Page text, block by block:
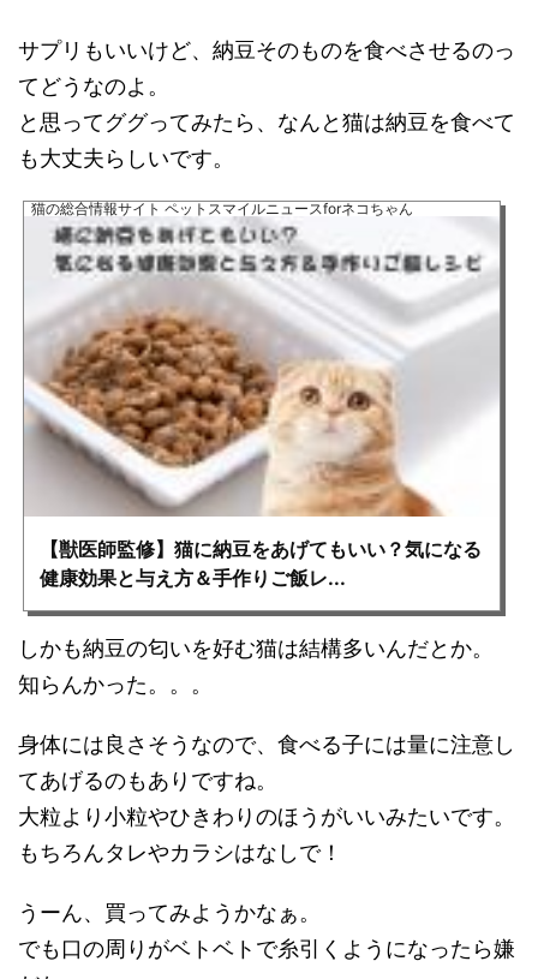
サプリもいいけど、納豆そのものを食べさせるのっ
てどうなのよ。
と思ってググってみたら、なんと猫は納豆を食べて
も大丈夫らしいです。
猫の総合情報サイト ペットスマイルニュースforネコちゃん
【獣医師監修】猫に納豆をあげてもいい？気になる
健康効果と与え方＆手作りご飯レ...
しかも納豆の匂いを好む猫は結構多いんだとか。
知らんかった。。。
身体には良さそうなので、食べる子には量に注意し
てあげるのもありですね。
大粒より小粒やひきわりのほうがいいみたいです。
もちろんタレやカラシはなしで！
うーん、買ってみようかなぁ。
でも口の周りがベトベトで糸引くようになったら嫌